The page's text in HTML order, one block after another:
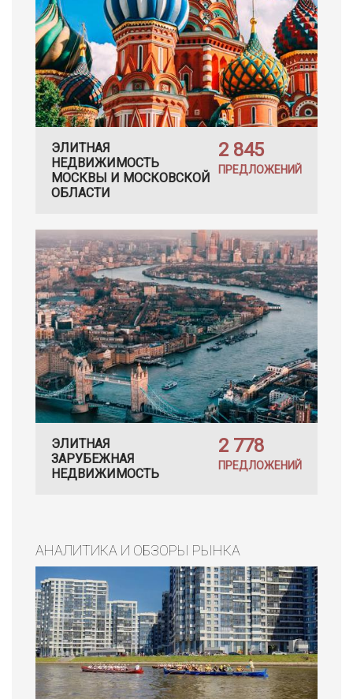
ЭЛИТНАЯ
НЕДВИЖИМОСТЬ
МОСКВЫ И МОСКОВСКОЙ
ОБЛАСТИ
2 845
ПРЕДЛОЖЕНИЙ
ЭЛИТНАЯ
ЗАРУБЕЖНАЯ
НЕДВИЖИМОСТЬ
2 778
ПРЕДЛОЖЕНИЙ
АНАЛИТИКА И ОБЗОРЫ РЫНКА